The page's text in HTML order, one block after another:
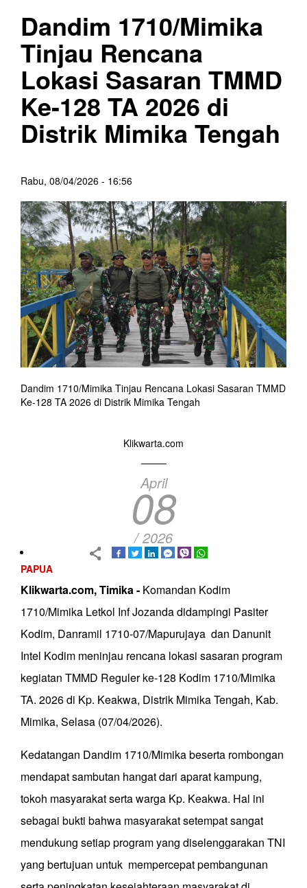
Dandim 1710/Mimika
Tinjau Rencana
Lokasi Sasaran TMMD
Ke-128 TA 2026 di
Distrik Mimika Tengah
Rabu, 08/04/2026 - 16:56
Dandim 1710/Mimika Tinjau Rencana Lokasi Sasaran TMMD
Ke-128 TA 2026 di Distrik Mimika Tengah
Klikwarta.com
April
08
/ 2026
PAPUA
Klikwarta.com, Timika - Komandan Kodim
1710/Mimika Letkol Inf Jozanda didampingi Pasiter
Kodim, Danramil 1710-07/Mapurujaya dan Danunit
Intel Kodim meninjau rencana lokasi sasaran program
kegiatan TMMD Reguler ke-128 Kodim 1710/Mimika
TA. 2026 di Kp. Keakwa, Distrik Mimika Tengah, Kab.
Mimika, Selasa (07/04/2026).
Kedatangan Dandim 1710/Mimika beserta rombongan
mendapat sambutan hangat dari aparat kampung,
tokoh masyarakat serta warga Kp. Keakwa. Hal ini
sebagai bukti bahwa masyarakat setempat sangat
mendukung setiap program yang diselenggarakan TNI
yang bertujuan untuk mempercepat pembangunan